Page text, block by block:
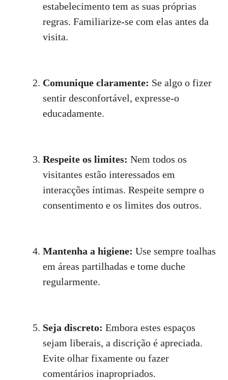
estabelecimento tem as suas próprias
regras. Familiarize-se com elas antes da
visita.
Comunique claramente: Se algo o fizer
sentir desconfortável, expresse-o
educadamente.
Respeite os limites: Nem todos os
visitantes estão interessados em
interacções íntimas. Respeite sempre o
consentimento e os limites dos outros.
Mantenha a higiene: Use sempre toalhas
em áreas partilhadas e tome duche
regularmente.
Seja discreto: Embora estes espaços
sejam liberais, a discrição é apreciada.
Evite olhar fixamente ou fazer
comentários inapropriados.